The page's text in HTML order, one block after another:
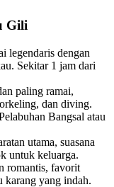
Gili
legendaris dengan
Sekitar 1 jam dari
paling ramai,
dan diving.
Bangsal atau
utama, suasana
untuk keluarga.
romantis, favorit
karang yang indah.